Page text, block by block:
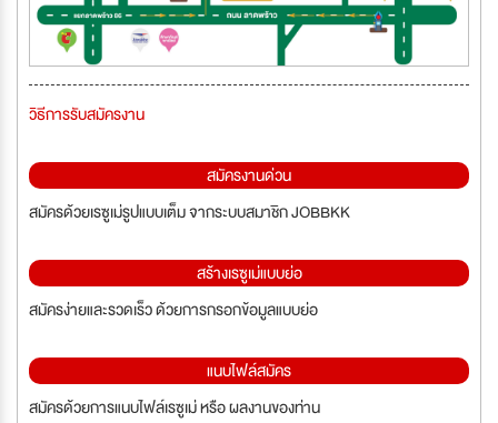
วิธีการรับสมัครงาน
สมัครงานด่วน
สมัครด้วยเรซูเม่รูปแบบเต็ม จากระบบสมาชิก JOBBKK
สร้างเรซูเม่แบบย่อ
สมัครง่ายและรวดเร็ว ด้วยการกรอกข้อมูลแบบย่อ
แนบไฟล์สมัคร
สมัครด้วยการแนบไฟล์เรซูเม่ หรือ ผลงานของท่าน